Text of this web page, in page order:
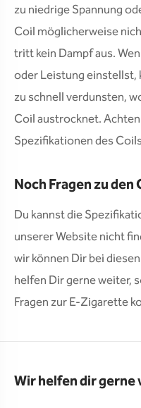
zu niedrige Spannung
Coil möglicherweise
tritt kein Dampf aus.
oder Leistung einstellst,
zu schnell verdunsten,
Coil austrocknet.
Spezifikationen des
Noch Fragen zu den
Du kannst die
unserer Website nicht
wir können Dir bei
helfen Dir gerne weiter,
Fragen zur E-Zigarette
Wir helfen dir gerne